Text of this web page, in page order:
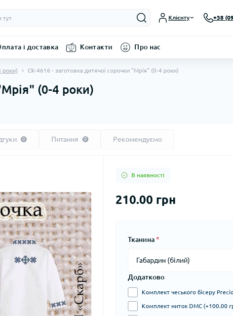
Клієнту +38
і доставка Контакти Про нас
роки) СК-4616 - заготовка дитячої сорочки "Мрія" (0-4 роки)
(0-4 роки)
0 Питання 0 Рекомендуємо
В наявності
210.00 грн
Тканина*
Додатково
Комплект чеського бісеру
Комплект ниток DMC (+100.00